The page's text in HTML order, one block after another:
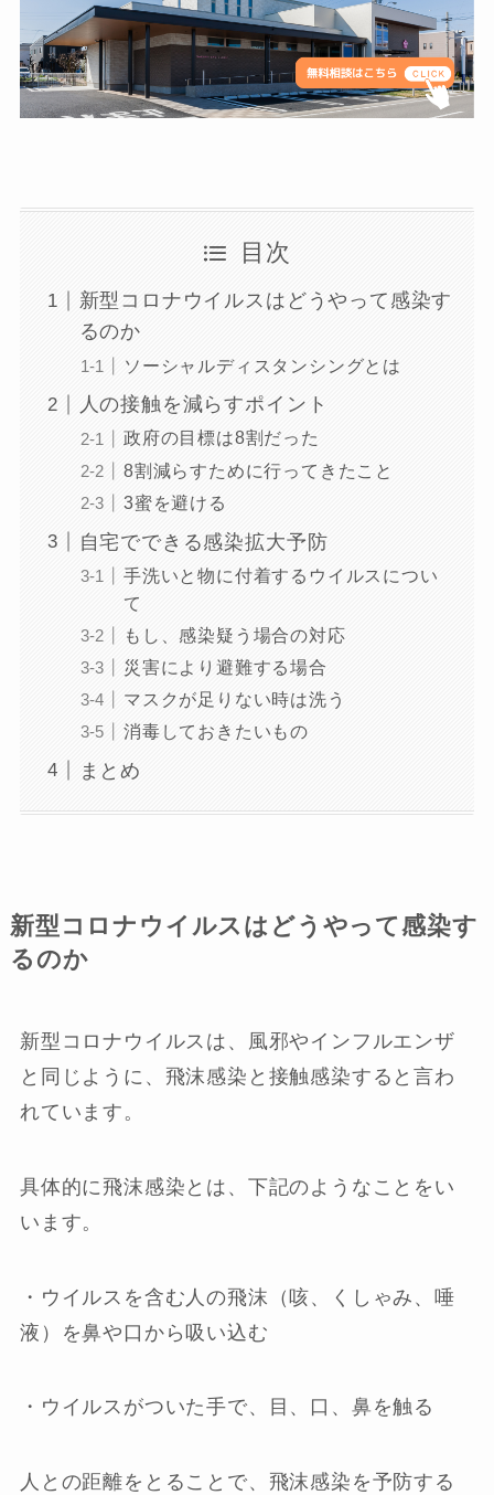
目次
新型コロナウイルスはどうやって感染す
るのか
ソーシャルディスタンシングとは
人の接触を減らすポイント
政府の目標は8割だった
8割減らすために行ってきたこと
3蜜を避ける
自宅でできる感染拡大予防
手洗いと物に付着するウイルスについ
て
もし、感染疑う場合の対応
災害により避難する場合
マスクが足りない時は洗う
消毒しておきたいもの
まとめ
新型コロナウイルスはどうやって感染す
るのか
新型コロナウイルスは、風邪やインフルエンザ
と同じように、飛沫感染と接触感染すると言わ
れています。
具体的に飛沫感染とは、下記のようなことをい
います。
・ウイルスを含む人の飛沫（咳、くしゃみ、唾
液）を鼻や口から吸い込む
・ウイルスがついた手で、目、口、鼻を触る
人との距離をとることで、飛沫感染を予防する